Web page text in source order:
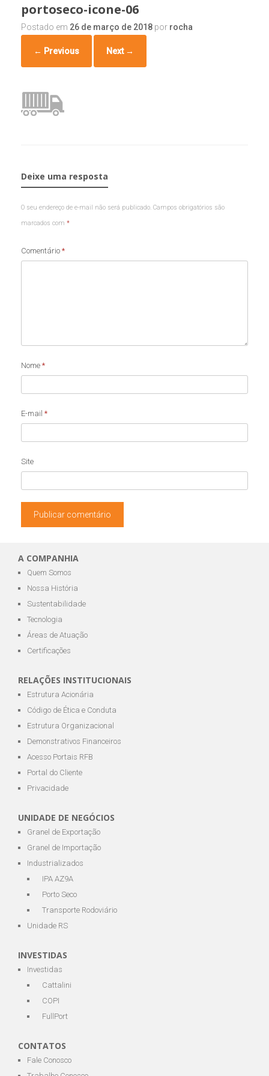
portoseco-icone-06
Postado em 26 de março de 2018 por rocha
← Previous Next →
Deixe uma resposta
O seu endereço de e-mail não será publicado. Campos obrigatórios são
marcados com *
Comentário *
Nome *
E-mail *
Site
A COMPANHIA
Quem Somos
Nossa História
Sustentabilidade
Tecnologia
Áreas de Atuação
Certificações
RELAÇÕES INSTITUCIONAIS
Estrutura Acionária
Código de Ética e Conduta
Estrutura Organizacional
Demonstrativos Financeiros
Acesso Portais RFB
Portal do Cliente
Privacidade
UNIDADE DE NEGÓCIOS
Granel de Exportação
Granel de Importação
Industrializados
IPA AZ9A
Porto Seco
Transporte Rodoviário
Unidade RS
INVESTIDAS
Investidas
Cattalini
COPI
FullPort
CONTATOS
Fale Conosco